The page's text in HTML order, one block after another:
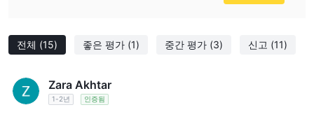
전체 (15) 좋은 평가 (1) 중간 평가 (3) 신고 (11)
Zara Akhtar
1-2년 인증됨